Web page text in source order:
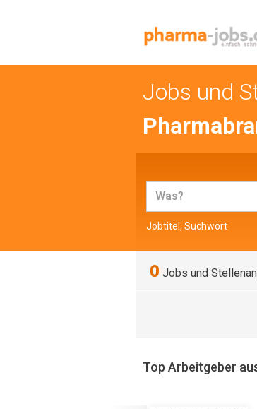
Jobs und
Jobtitel, Suchwort
0 Jobs und
Top Arbeitgeber